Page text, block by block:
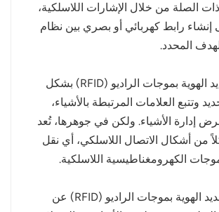
ذات الصلة من خلال الإشارات اللاسلكية،
إنشاء رابط كهربائي أو بصري بين نظام
المحدد.
تعتمد تقنية تحديد الهوية بموجات الراديو (RFID) بشكل
وتتبع العلامات المرتبطة بالأشياء،
إدارة الأشياء. ولكن في جوهرها، تُعد
من أشكال الاتصال اللاسلكي، أي نقل
الكهرومغناطيسية اللاسلكية.
يختلف نظام تحديد الهوية بموجات الراديو (RFID) عن